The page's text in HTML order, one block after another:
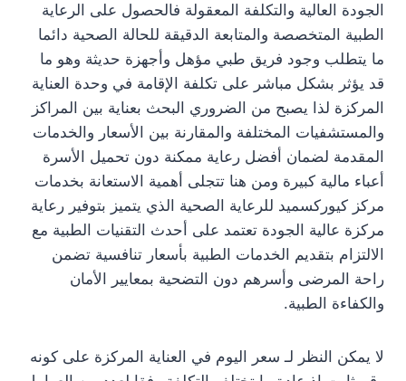
الجودة العالية والتكلفة المعقولة فالحصول على الرعاية
الطبية المتخصصة والمتابعة الدقيقة للحالة الصحية دائما
ما يتطلب وجود فريق طبي مؤهل وأجهزة حديثة وهو ما
قد يؤثر بشكل مباشر على تكلفة الإقامة في وحدة العناية
المركزة لذا يصبح من الضروري البحث بعناية بين المراكز
والمستشفيات المختلفة والمقارنة بين الأسعار والخدمات
المقدمة لضمان أفضل رعاية ممكنة دون تحميل الأسرة
أعباء مالية كبيرة ومن هنا تتجلى أهمية الاستعانة بخدمات
مركز كيوركسميد للرعاية الصحية الذي يتميز بتوفير رعاية
مركزة عالية الجودة تعتمد على أحدث التقنيات الطبية مع
الالتزام بتقديم الخدمات الطبية بأسعار تنافسية تضمن
راحة المرضى وأسرهم دون التضحية بمعايير الأمان
والكفاءة الطبية.
لا يمكن النظر لـ سعر اليوم في العناية المركزة على كونه